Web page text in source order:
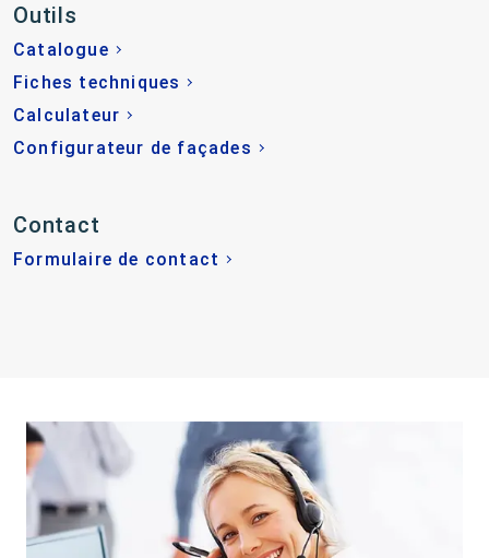
Outils
Catalogue
Fiches techniques
Calculateur
Configurateur de façades
Contact
Formulaire de contact